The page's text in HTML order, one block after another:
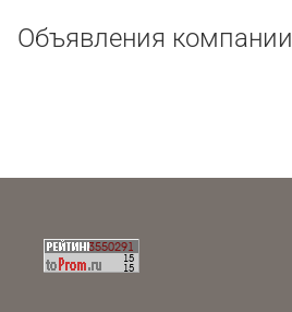
Объявления компании